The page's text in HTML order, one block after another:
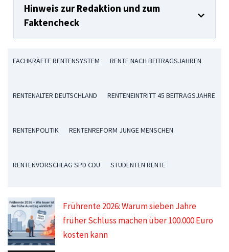
Hinweis zur Redaktion und zum
Faktencheck
FACHKRÄFTE RENTENSYSTEM RENTE NACH BEITRAGSJAHREN
RENTENALTER DEUTSCHLAND RENTENEINTRITT 45 BEITRAGSJAHRE
RENTENPOLITIK RENTENREFORM JUNGE MENSCHEN
RENTENVORSCHLAG SPD CDU STUDENTEN RENTE
Frührente 2026: Warum sieben Jahre
früher Schluss machen über 100.000 Euro
kosten kann